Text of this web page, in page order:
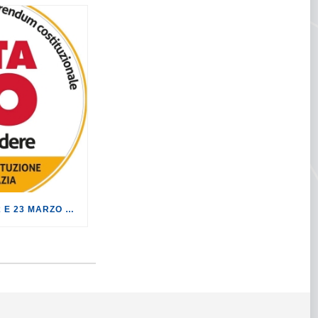
AL REFERENDUM DEL 22 E 23 MARZO VOTA NO